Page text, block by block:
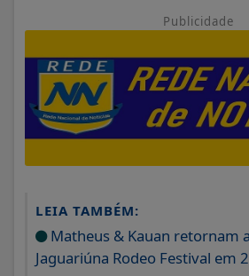
Publicidade
LEIA TAMBÉM:
Matheus & Kauan retornam
Jaguariúna Rodeo Festival em